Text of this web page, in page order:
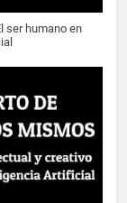
ser humano en